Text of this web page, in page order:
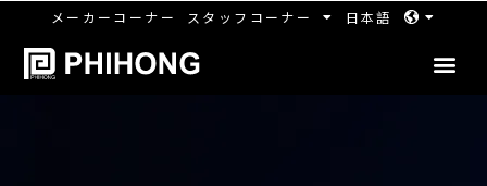
メーカーコーナー スタッフコーナー 日本語